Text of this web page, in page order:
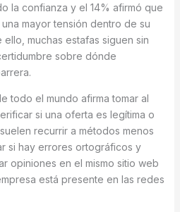
la confianza y el 14% afirmó que
mayor tensión dentro de su
ello, muchas estafas siguen sin
sobre dónde
todo el mundo afirma tomar al
si una oferta es legítima o
recurrir a métodos menos
si hay errores ortográficos y
opiniones en el mismo sitio web
está presente en las redes